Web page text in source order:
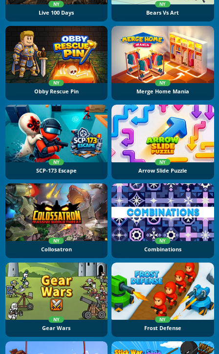
NY
Live 100 Days
NY
Bears Vs Art
NY
Obby Rescue Pin
NY
Merge Home Mania
NY
SCP-173 Escape
NY
Arrow Slide Puzzle
NY
Collosatron
NY
Combinations
NY
Gear Wars
NY
Frost Defense